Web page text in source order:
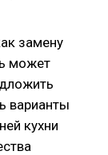
замену
может
варианты
кухни